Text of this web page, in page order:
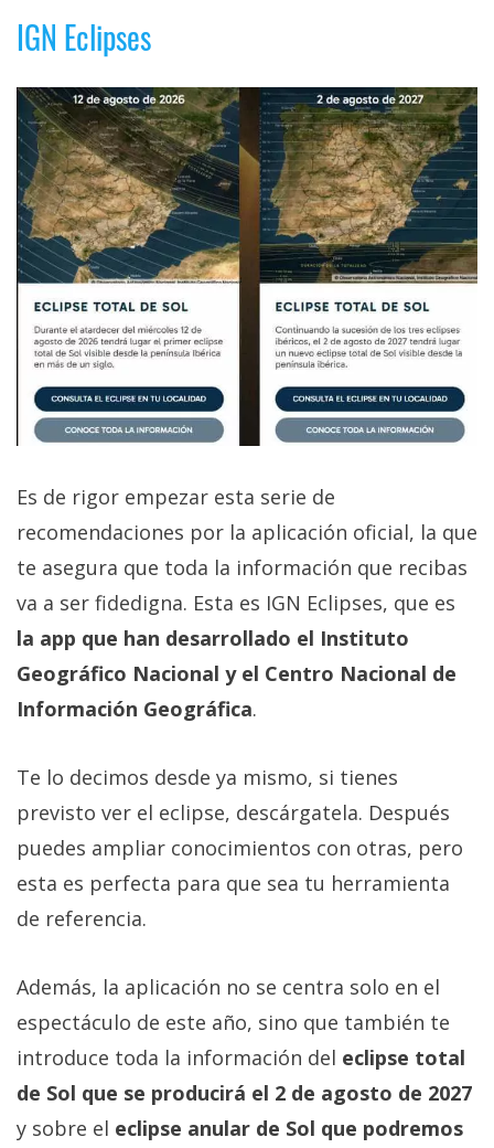
IGN Eclipses
Es de rigor empezar esta serie de
recomendaciones por la aplicación oficial, la que
te asegura que toda la información que recibas
va a ser fidedigna. Esta es IGN Eclipses, que es
la app que han desarrollado el Instituto
Geográfico Nacional y el Centro Nacional de
Información Geográfica.
Te lo decimos desde ya mismo, si tienes
previsto ver el eclipse, descárgatela. Después
puedes ampliar conocimientos con otras, pero
esta es perfecta para que sea tu herramienta
de referencia.
Además, la aplicación no se centra solo en el
espectáculo de este año, sino que también te
introduce toda la información del eclipse total
de Sol que se producirá el 2 de agosto de 2027
y sobre el eclipse anular de Sol que podremos